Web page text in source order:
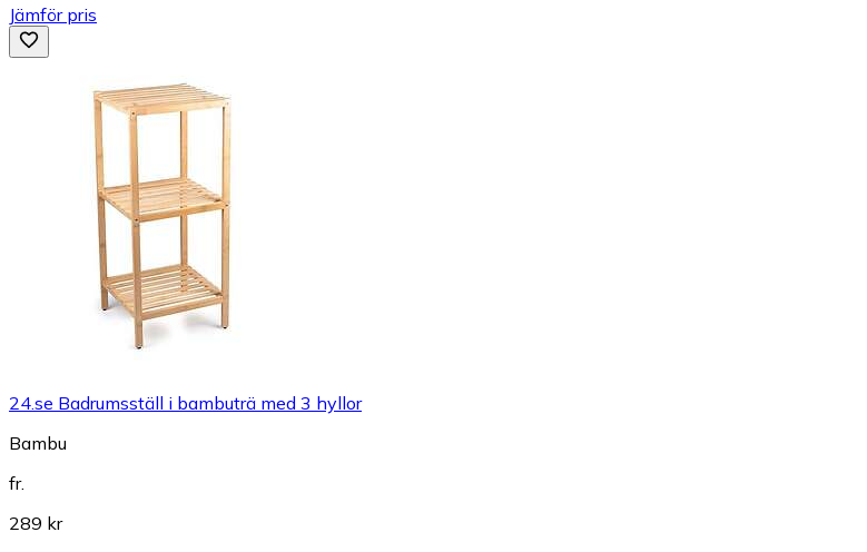
Jämför pris
24.se Badrumsställ i bambuträ med 3 hyllor
Bambu
fr.
289 kr